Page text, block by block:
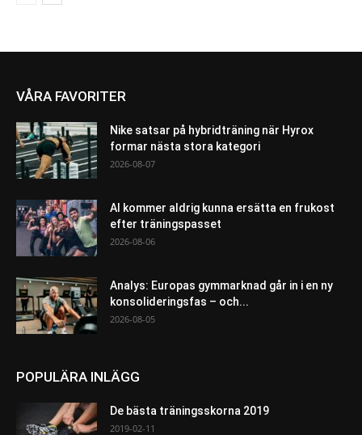
VÅRA FAVORITER
Nike satsar på hybridträning när Hyrox
formar nästa stora kategori
2026-08-07
AI kommer aldrig kunna ersätta en frukost
efter träningspasset
2026-08-06
Analys: Europas gymmarknad går in i en ny
konsolideringsfas – och...
2026-08-05
POPULÄRA INLÄGG
De bästa träningsskorna 2019
2019-02-11